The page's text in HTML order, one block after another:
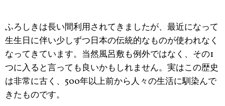
ふろしきは長い間利用されてきましたが、最近になって
生生日に伴い少しずつ日本の伝統的なものが使われなく
なってきています。当然風呂敷も例外ではなく、その1
つに入ると言っても良いかもしれません。実はこの歴史
は非常に古く、500年以上前から人々の生活に馴染んで
きたものです。